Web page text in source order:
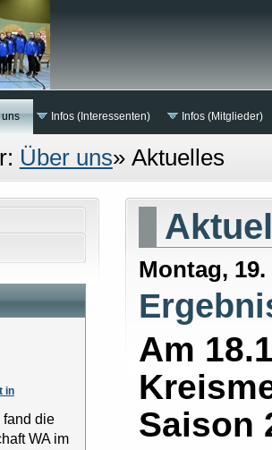
Infos (Interessenten) Infos (Mitglieder)
Über uns» Aktuelles
in
fand die
WA im
Montag,
Am
Saison